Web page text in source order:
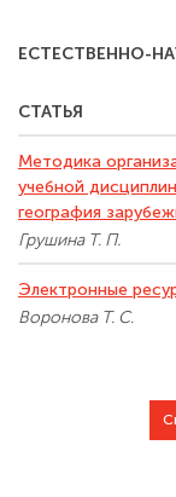
ЕСТЕСТВЕННО-
СТАТЬЯ
Методика
учебной
география
Грушина Т. П.
Электронные
Воронова Т. С.